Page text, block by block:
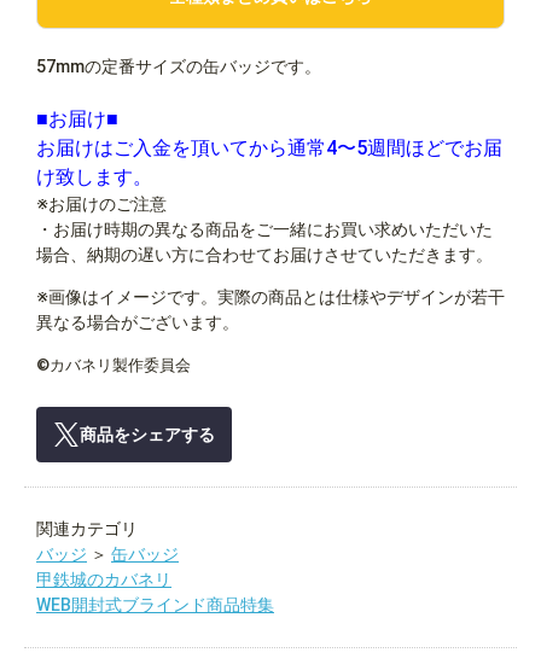
57mmの定番サイズの缶バッジです。
■お届け■
お届けはご入金を頂いてから通常4〜5週間ほどでお届
け致します。
※お届けのご注意
・お届け時期の異なる商品をご一緒にお買い求めいただいた
場合、納期の遅い方に合わせてお届けさせていただきます。
※画像はイメージです。実際の商品とは仕様やデザインが若干
異なる場合がございます。
©カバネリ製作委員会
商品をシェアする
関連カテゴリ
バッジ ＞ 缶バッジ
甲鉄城のカバネリ
WEB開封式ブラインド商品特集